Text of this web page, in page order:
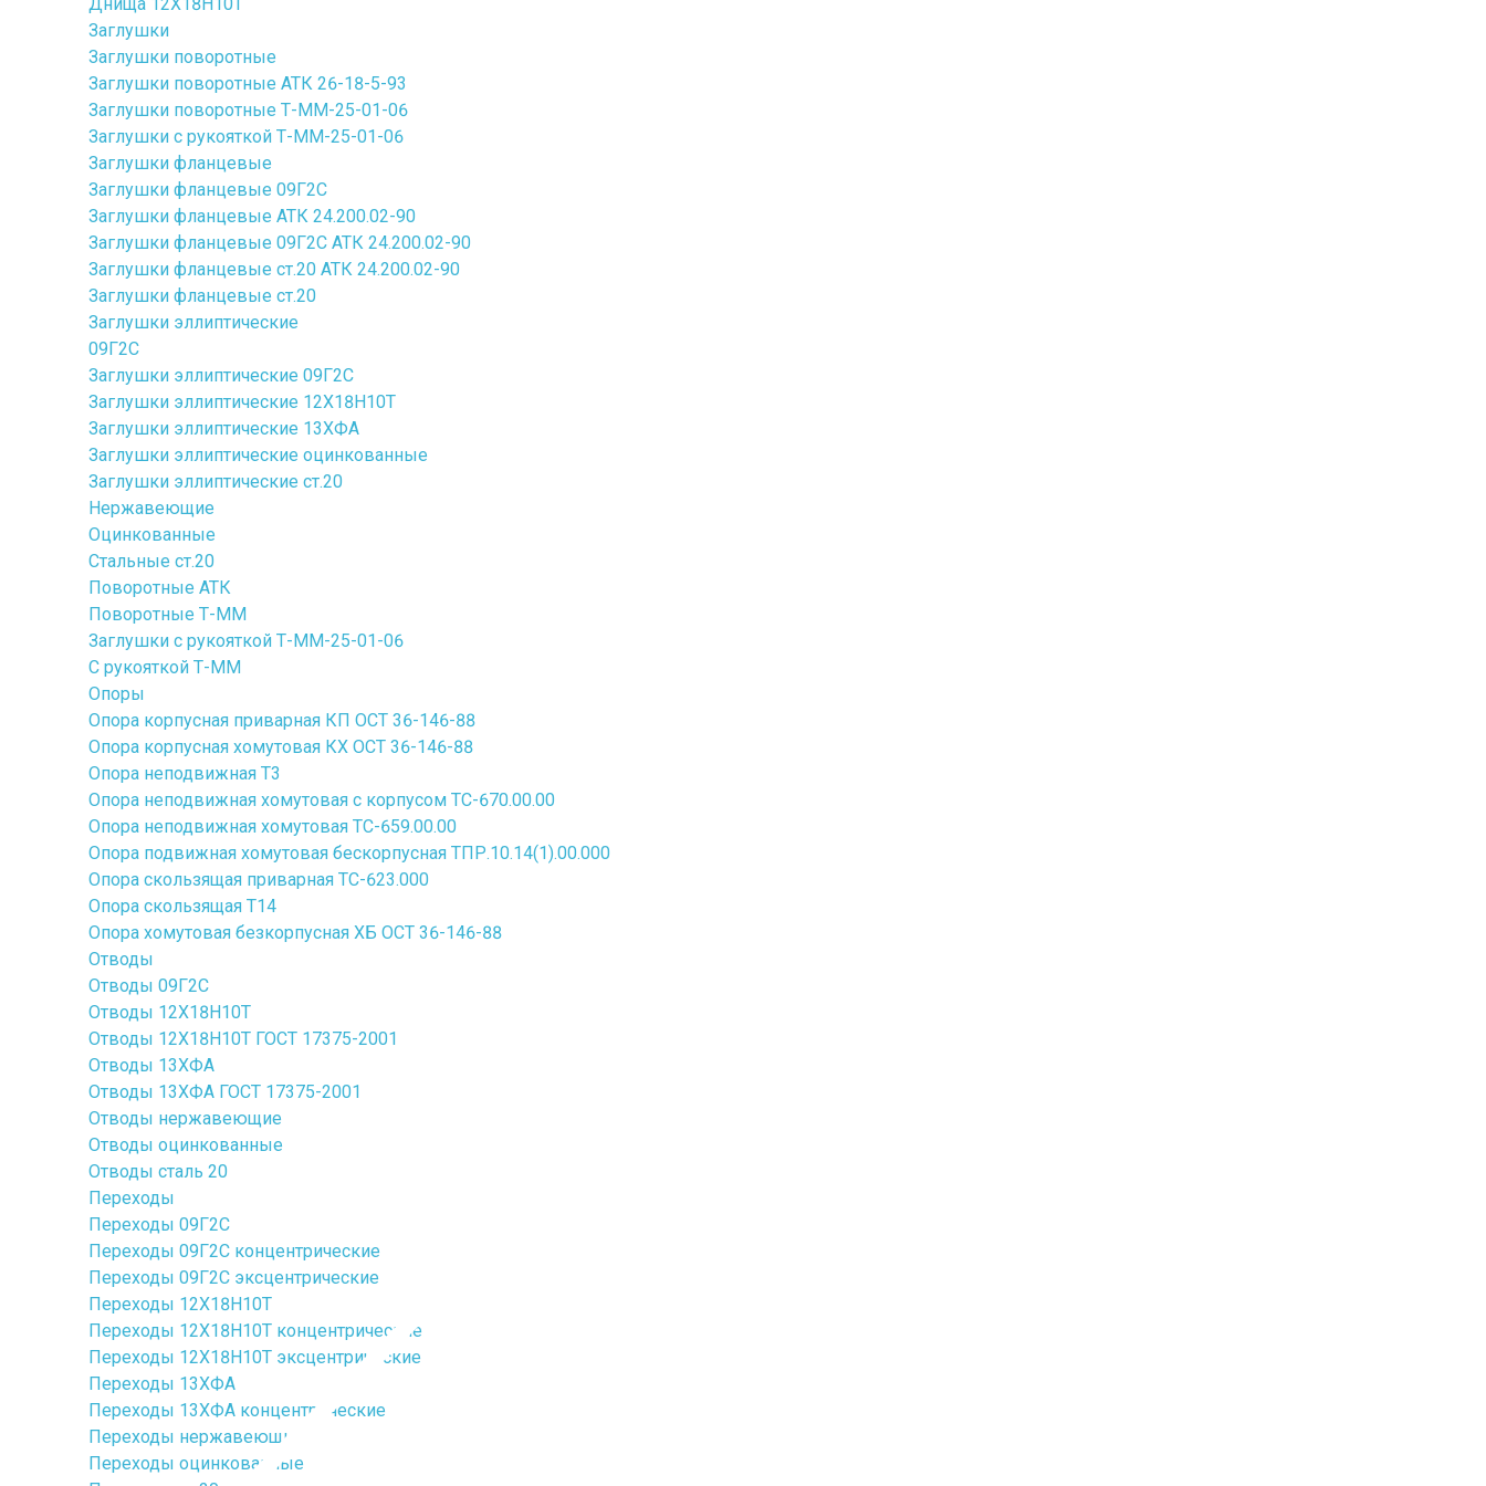
Заглушки
Заглушки поворотные
Заглушки поворотные АТК 26-18-5-93
Заглушки поворотные Т-ММ-25-01-06
Заглушки с рукояткой Т-ММ-25-01-06
Заглушки фланцевые
Заглушки фланцевые 09Г2С
Заглушки фланцевые АТК 24.200.02-90
Заглушки фланцевые 09Г2С АТК 24.200.02-90
Заглушки фланцевые ст.20 АТК 24.200.02-90
Заглушки фланцевые ст.20
Заглушки эллиптические
09Г2С
Заглушки эллиптические 09Г2С
Заглушки эллиптические 12Х18Н10Т
Заглушки эллиптические 13ХФА
Заглушки эллиптические оцинкованные
Заглушки эллиптические ст.20
Нержавеющие
Оцинкованные
Стальные ст.20
Поворотные АТК
Поворотные Т-ММ
Заглушки с рукояткой Т-ММ-25-01-06
С рукояткой Т-ММ
Опоры
Опора корпусная приварная КП ОСТ 36-146-88
Опора корпусная хомутовая КХ ОСТ 36-146-88
Опора неподвижная Т3
Опора неподвижная хомутовая с корпусом ТС-670.00.00
Опора неподвижная хомутовая ТС-659.00.00
Опора подвижная хомутовая бескорпусная ТПР.10.14(1).00.000
Опора скользящая приварная ТС-623.000
Опора скользящая Т14
Опора хомутовая безкорпусная ХБ ОСТ 36-146-88
Отводы
Отводы 09Г2С
Отводы 12Х18Н10Т
Отводы 12Х18Н10Т ГОСТ 17375-2001
Отводы 13ХФА
Отводы 13ХФА ГОСТ 17375-2001
Отводы нержавеющие
Отводы оцинкованные
Отводы сталь 20
Переходы
Переходы 09Г2С
Переходы 09Г2С концентрические
Переходы 09Г2С эксцентрические
Переходы 12Х18Н10Т
Переходы 12Х18Н10Т концентрические
Переходы 12Х18Н10Т эксцентрические
Переходы 13ХФА
Переходы 13ХФА концентрические
Переходы нержавеющие
Переходы оцинкованные